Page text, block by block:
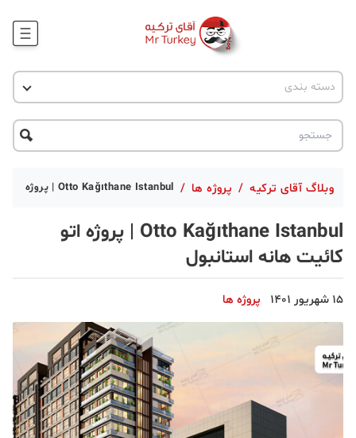
وبلاگ
جاذبه گردشگری
دسته بندی
اخبار ترکیه
پروژه ها
تحصیل در ترکیه
ترکیه گردی
حقوقی
قبرس
وبلاگ آقای ترکیه / پروژه ها / Otto Kağıthane Istanbul | پروژه اتو کائیت هانه استانبول
Otto Kağıthane Istanbul | پروژه اتو
کائیت هانه استانبول
15 شهریور 1401 پروژه ها